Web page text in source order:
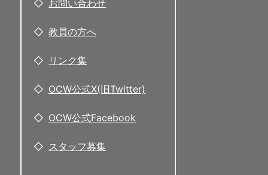
お問い合わせ
教員の方へ
リンク集
OCW公式X(旧Twitter)
OCW公式Facebook
スタッフ募集